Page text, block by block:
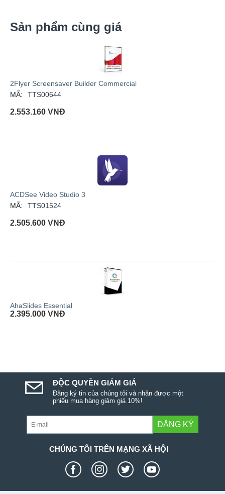
Sản phẩm cùng giá
2Flyer Screensaver Builder Commercial
MÃ:
TTS00644
2.553.160 VNĐ
ACDSee Video Studio 3
MÃ:
TTS01524
2.505.600 VNĐ
AhaSlides Essential
2.395.000 VNĐ
ĐỘC QUYỀN GIẢM GIÁ
Đăng ký tin của chúng tôi và nhận được một
phiếu mua hàng giảm giá 10%!
ĐĂNG KÝ
CHÚNG TÔI TRÊN MẠNG XÃ HỘI